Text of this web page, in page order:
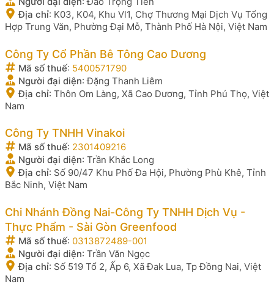
Địa chỉ: K03, K04, Khu Vl1, Chợ Thương Mại Dịch Vụ Tổng
Hợp Trung Văn, Phường Đại Mỗ, Thành Phố Hà Nội, Việt Nam
Công Ty Cổ Phần Bê Tông Cao Dương
Mã số thuế: 5400571790
Người đại diện:Đặng Thanh Liêm
Địa chỉ: Thôn Om Làng, Xã Cao Dương, Tỉnh Phú Thọ, Việt
Nam
Công Ty TNHH Vinakoi
Mã số thuế: 2301409216
Người đại diện: Trần Khắc Long
Địa chỉ: Số 90/47 Khu Phố Đa Hội, Phường Phù Khê, Tỉnh
Bắc Ninh, Việt Nam
Chi Nhánh Đồng Nai-Công Ty TNHH Dịch Vụ -
Thực Phẩm - Sài Gòn Greenfood
Mã số thuế: 0313872489-001
Người đại diện: Trần Văn Ngọc
Địa chỉ: Số 519 Tổ 2, Ấp 6, Xã Đak Lua, Tp Đồng Nai, Việt
Nam